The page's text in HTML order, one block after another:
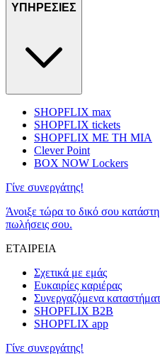
ΥΠΗΡΕΣΙΕΣ
SHOPFLIX max
SHOPFLIX tickets
SHOPFLIX ΜΕ ΤΗ ΜΙΑ
Clever Point
BOX NOW Lockers
Γίνε συνεργάτης!
Άνοιξε τώρα το δικό σου
πωλήσεις σου.
ΕΤΑΙΡΕΙΑ
Σχετικά με εμάς
Ευκαιρίες καριέρας
Συνεργαζόμενα
SHOPFLIX B2B
SHOPFLIX app
Γίνε συνεργάτης!